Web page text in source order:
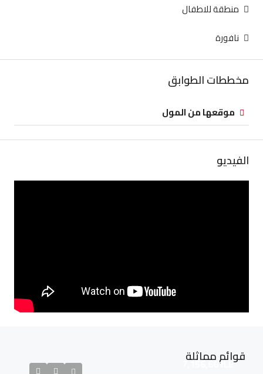
منطقة للاطفال
نافورة
مخططات الطوابق
موقعها من المول
الفيديو
قوائم مماثلة
7,156,661LE